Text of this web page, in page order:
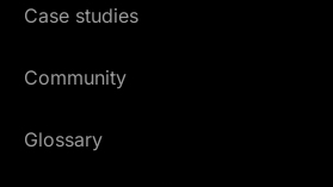
Case studies
Community
Glossary